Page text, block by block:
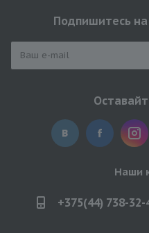
Подпишитесь
Наши
+375(44) 738-32-